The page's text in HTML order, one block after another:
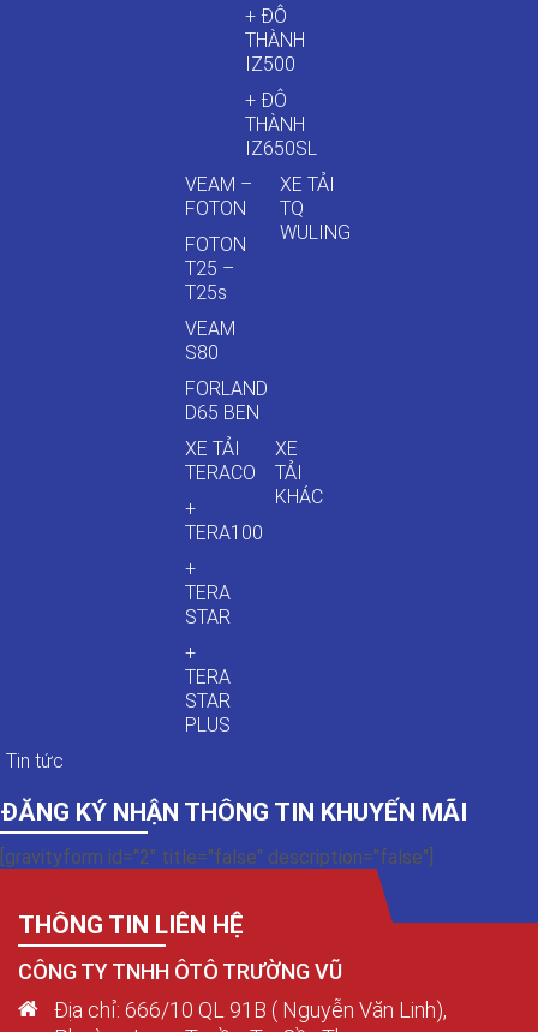
+ ĐÔ
THÀNH
IZ500
+ ĐÔ
THÀNH
IZ650SL
VEAM –
FOTON
FOTON
T25 –
T25s
VEAM
S80
FORLAND
D65 BEN
XE TẢI
TQ
WULING
XE TẢI
TERACO
+
TERA100
+
TERA
STAR
+
TERA
STAR
PLUS
XE
TẢI
KHÁC
Tin tức
ĐĂNG KÝ NHẬN THÔNG TIN KHUYẾN MÃI
[gravityform id="2" title="false" description="false"]
THÔNG TIN LIÊN HỆ
CÔNG TY TNHH ÔTÔ TRƯỜNG VŨ
Địa chỉ: 666/10 QL 91B ( Nguyễn Văn Linh),